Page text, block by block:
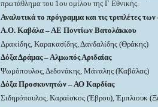
πρωτάθλημα του 1ου ομίλου της Γ Εθνικής.
Αναλυτικά το πρόγραμμα και τις τριπλέτες
Α.Ο. Καβάλα – ΑΕ Ποντίων Βατολάκκου
Δρακίδης, Καρακασίδης, Δανδαλίδης (Θράκης)
Δόξα Δράμας – Αλμωπός Αριδαίας
Ψωμόπουλος, Δεδονάκης, Μάναλης (Καβάλας)
Δόξα Προσκυνητών – ΑΟ Καρδίας
Σιδηρόπουλος, Καραϊσκος (Έβρου), Έμπλιουκ